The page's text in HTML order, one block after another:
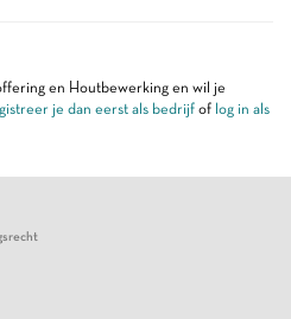
en Houtbewerking en wil je
je dan eerst als bedrijf of log in als